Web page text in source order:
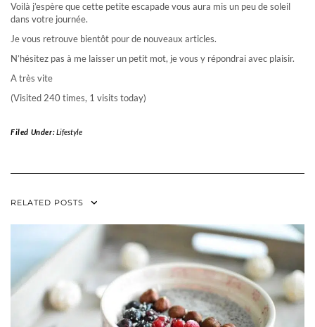
Voilà j’espère que cette petite escapade vous aura mis un peu de soleil
dans votre journée.
Je vous retrouve bientôt pour de nouveaux articles.
N’hésitez pas à me laisser un petit mot, je vous y répondrai avec plaisir.
A très vite
(Visited 240 times, 1 visits today)
Filed Under:Lifestyle
RELATED POSTS